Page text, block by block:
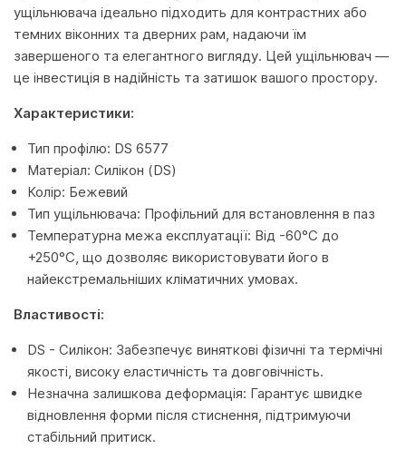
ущільнювача ідеально підходить для контрастних або
темних віконних та дверних рам, надаючи їм
завершеного та елегантного вигляду. Цей ущільнювач —
це інвестиція в надійність та затишок вашого простору.
Характеристики:
Тип профілю: DS 6577
Матеріал: Силікон (DS)
Колір: Бежевий
Тип ущільнювача: Профільний для встановлення в паз
Температурна межа експлуатації: Від -60°C до
+250°C, що дозволяє використовувати його в
найекстремальніших кліматичних умовах.
Властивості:
DS - Силікон: Забезпечує виняткові фізичні та термічні
якості, високу еластичність та довговічність.
Незначна залишкова деформація: Гарантує швидке
відновлення форми після стиснення, підтримуючи
стабільний притиск.